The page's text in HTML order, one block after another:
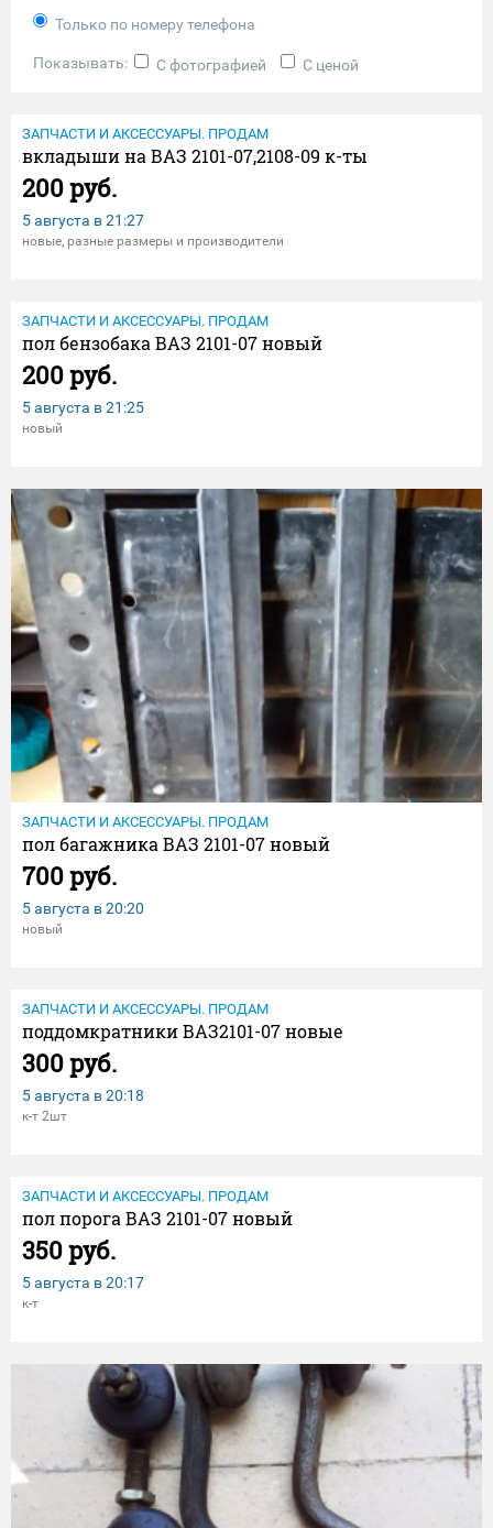
Только по номеру телефона
Показывать: С фотографией С ценой
ЗАПЧАСТИ И АКСЕССУАРЫ. ПРОДАМ
вкладыши на ВАЗ 2101-07,2108-09 к-ты
200 руб.
5 августа в21:27
новые, разные размеры и производители
ЗАПЧАСТИ И АКСЕССУАРЫ. ПРОДАМ
пол бензобака ВАЗ 2101-07 новый
200 руб.
5 августа в21:25
новый
ЗАПЧАСТИ И АКСЕССУАРЫ. ПРОДАМ
пол багажника ВАЗ 2101-07 новый
700 руб.
5 августа в20:20
новый
ЗАПЧАСТИ И АКСЕССУАРЫ. ПРОДАМ
поддомкратники ВАЗ2101-07 новые
300 руб.
5 августа в20:18
к-т 2шт
ЗАПЧАСТИ И АКСЕССУАРЫ. ПРОДАМ
пол порога ВАЗ 2101-07 новый
350 руб.
5 августа в20:17
к-т